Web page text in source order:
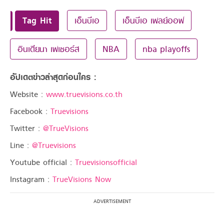
Tag Hit เอ็นบีเอ เอ็นบีเอ เพลย์ออฟ
อินเดียนา เพเซอร์ส NBA nba playoffs
อัปเดตข่าวล่าสุดก่อนใคร :
Website : www.truevisions.co.th
Facebook : Truevisions
Twitter : @TrueVisions
Line : @Truevisions
Youtube official : Truevisionsofficial
Instagram : TrueVisions Now